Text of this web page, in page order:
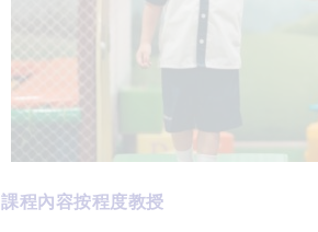
課程內容按程度教授